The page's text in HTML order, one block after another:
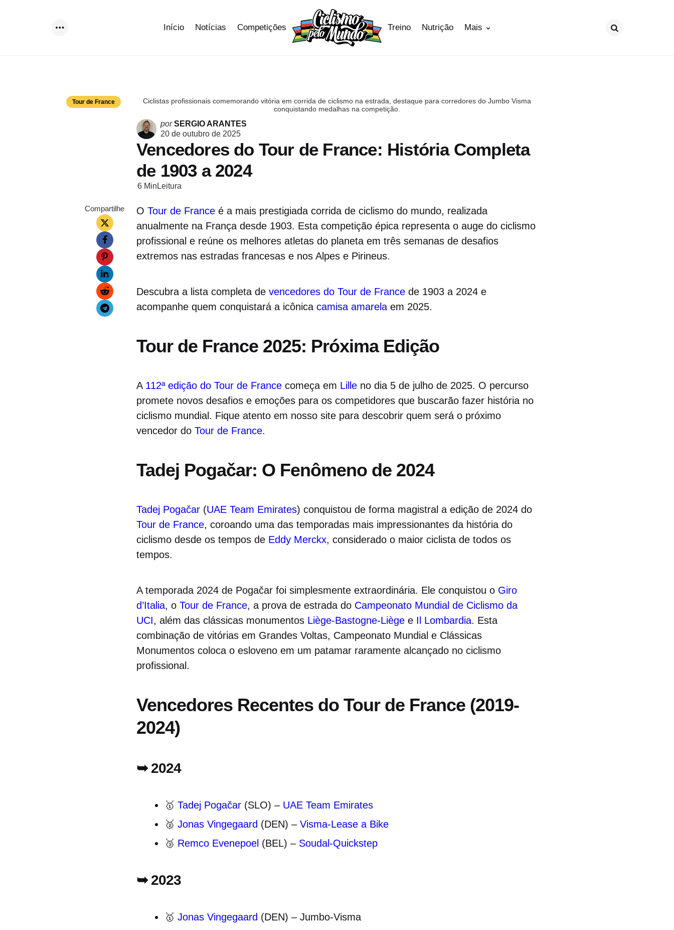
Início Notícias Competições Treino Nutrição Mais
Tour de France
Ciclistas profissionais comemorando vitória em corrida de ciclismo na estrada, destaque para corredores do Jumbo Visma
conquistando medalhas na competição.
Postado
por
porSERGIO ARANTES
20 de outubro de 2025
Vencedores do Tour de France: História Completa
de 1903 a 2024
6 Min Leitura
Compartilhe O Tour de France é a mais prestigiada corrida de ciclismo do mundo, realizada
anualmente na França desde 1903. Esta competição épica representa o auge do ciclismo
profissional e reúne os melhores atletas do planeta em três semanas de desafios
extremos nas estradas francesas e nos Alpes e Pirineus.
Descubra a lista completa de vencedores do Tour de France de 1903 a 2024 e
acompanhe quem conquistará a icônica camisa amarela em 2025.
Tour de France 2025: Próxima Edição
A 112ª edição do Tour de France começa em Lille no dia 5 de julho de 2025. O percurso
promete novos desafios e emoções para os competidores que buscarão fazer história no
ciclismo mundial. Fique atento em nosso site para descobrir quem será o próximo
vencedor do Tour de France.
Tadej Pogačar: O Fenômeno de 2024
Tadej Pogačar (UAE Team Emirates) conquistou de forma magistral a edição de 2024 do
Tour de France, coroando uma das temporadas mais impressionantes da história do
ciclismo desde os tempos de Eddy Merckx, considerado o maior ciclista de todos os
tempos.
A temporada 2024 de Pogačar foi simplesmente extraordinária. Ele conquistou o Giro
d’Italia, o Tour de France, a prova de estrada do Campeonato Mundial de Ciclismo da
UCI, além das clássicas monumentos Liège-Bastogne-Liège e Il Lombardia. Esta
combinação de vitórias em Grandes Voltas, Campeonato Mundial e Clássicas
Monumentos coloca o esloveno em um patamar raramente alcançado no ciclismo
profissional.
Vencedores Recentes do Tour de France (2019-
2024)
➥ 2024
🥇 Tadej Pogačar (SLO) – UAE Team Emirates
🥈 Jonas Vingegaard (DEN) – Visma-Lease a Bike
🥉 Remco Evenepoel (BEL) – Soudal-Quickstep
➥ 2023
🥇 Jonas Vingegaard (DEN) – Jumbo-Visma